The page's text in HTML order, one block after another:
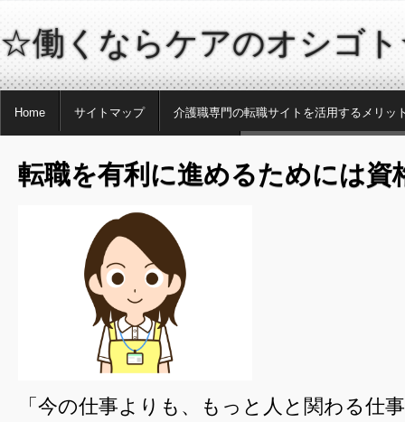
☆働くならケアのオシゴ
Home サイトマップ 介護職専門の転職サイトを活用するメリッ
転職を有利に進めるためには資
「今の仕事よりも、もっと人と関わる仕